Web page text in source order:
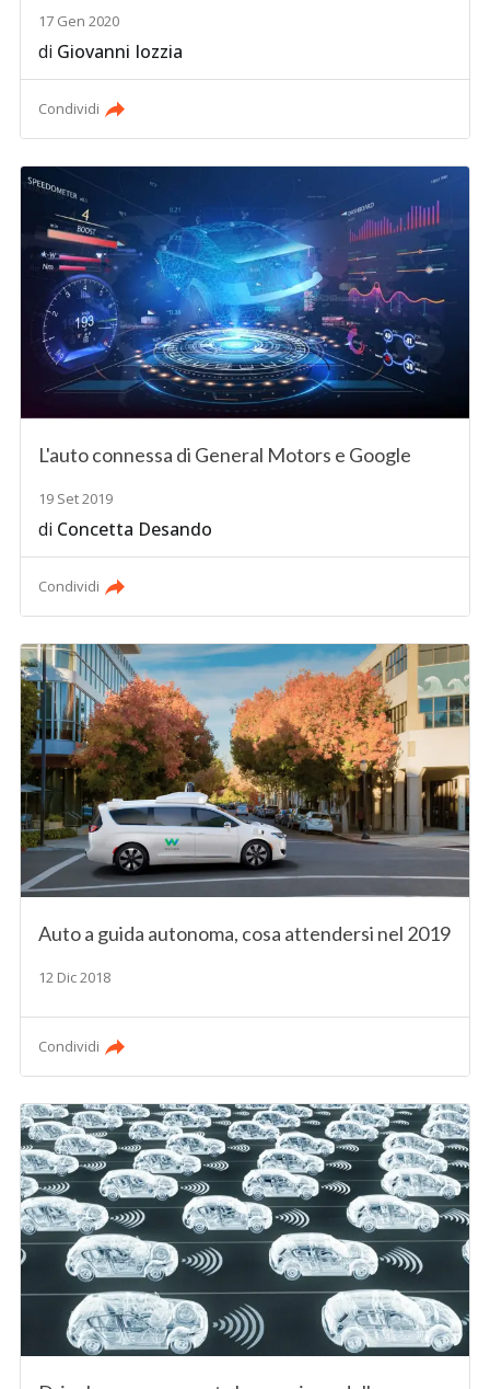
17 Gen 2020
di Giovanni Iozzia
Condividi
L'auto connessa di General Motors e Google
19 Set 2019
di Concetta Desando
Condividi
Auto a guida autonoma, cosa attendersi nel 2019
12 Dic 2018
Condividi